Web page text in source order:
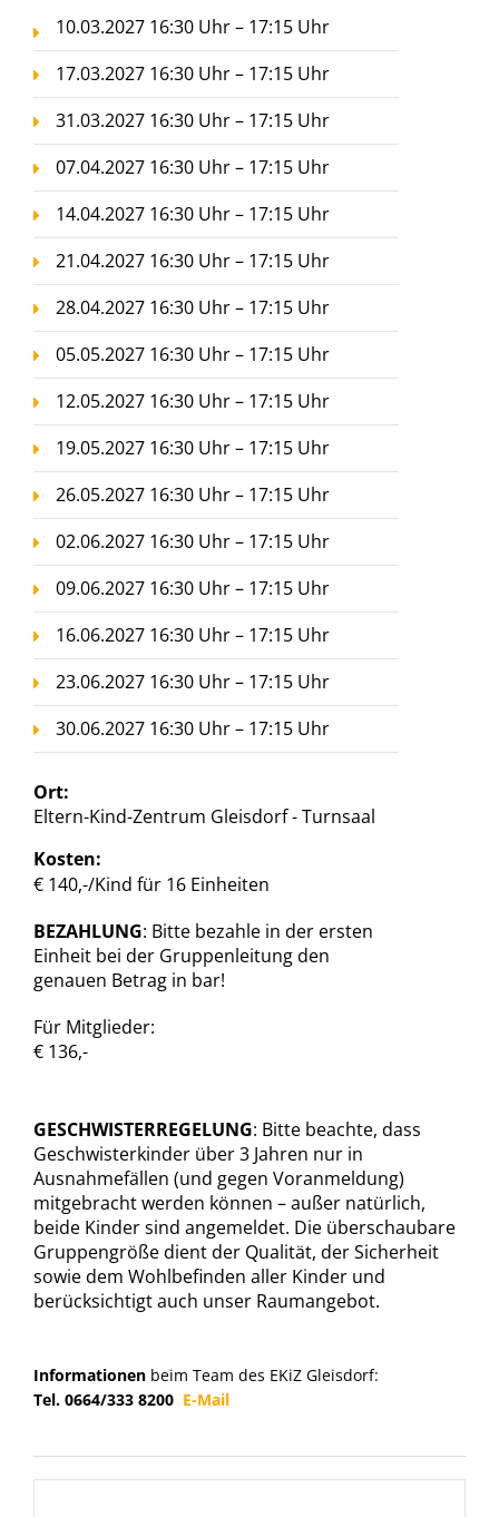
10.03.2027 16:30 Uhr – 17:15 Uhr
17.03.2027 16:30 Uhr – 17:15 Uhr
31.03.2027 16:30 Uhr – 17:15 Uhr
07.04.2027 16:30 Uhr – 17:15 Uhr
14.04.2027 16:30 Uhr – 17:15 Uhr
21.04.2027 16:30 Uhr – 17:15 Uhr
28.04.2027 16:30 Uhr – 17:15 Uhr
05.05.2027 16:30 Uhr – 17:15 Uhr
12.05.2027 16:30 Uhr – 17:15 Uhr
19.05.2027 16:30 Uhr – 17:15 Uhr
26.05.2027 16:30 Uhr – 17:15 Uhr
02.06.2027 16:30 Uhr – 17:15 Uhr
09.06.2027 16:30 Uhr – 17:15 Uhr
16.06.2027 16:30 Uhr – 17:15 Uhr
23.06.2027 16:30 Uhr – 17:15 Uhr
30.06.2027 16:30 Uhr – 17:15 Uhr
Ort:
Eltern-Kind-Zentrum Gleisdorf - Turnsaal
Kosten:
€ 140,-/Kind für 16 Einheiten
BEZAHLUNG: Bitte bezahle in der ersten
Einheit bei der Gruppenleitung den
genauen Betrag in bar!
Für Mitglieder:
€ 136,-
GESCHWISTERREGELUNG: Bitte beachte, dass
Geschwisterkinder über 3 Jahren nur in
Ausnahmefällen (und gegen Voranmeldung)
mitgebracht werden können – außer natürlich,
beide Kinder sind angemeldet. Die überschaubare
Gruppengröße dient der Qualität, der Sicherheit
sowie dem Wohlbefinden aller Kinder und
berücksichtigt auch unser Raumangebot.
Informationen beim Team des EKiZ Gleisdorf:
Tel. 0664/333 8200 E-Mail